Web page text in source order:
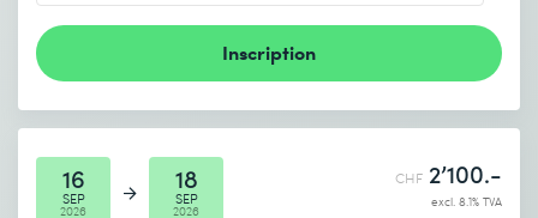
Inscription
16
SEP
2026
18
SEP
2026
CHF 2’100.-
excl. 8.1% TVA